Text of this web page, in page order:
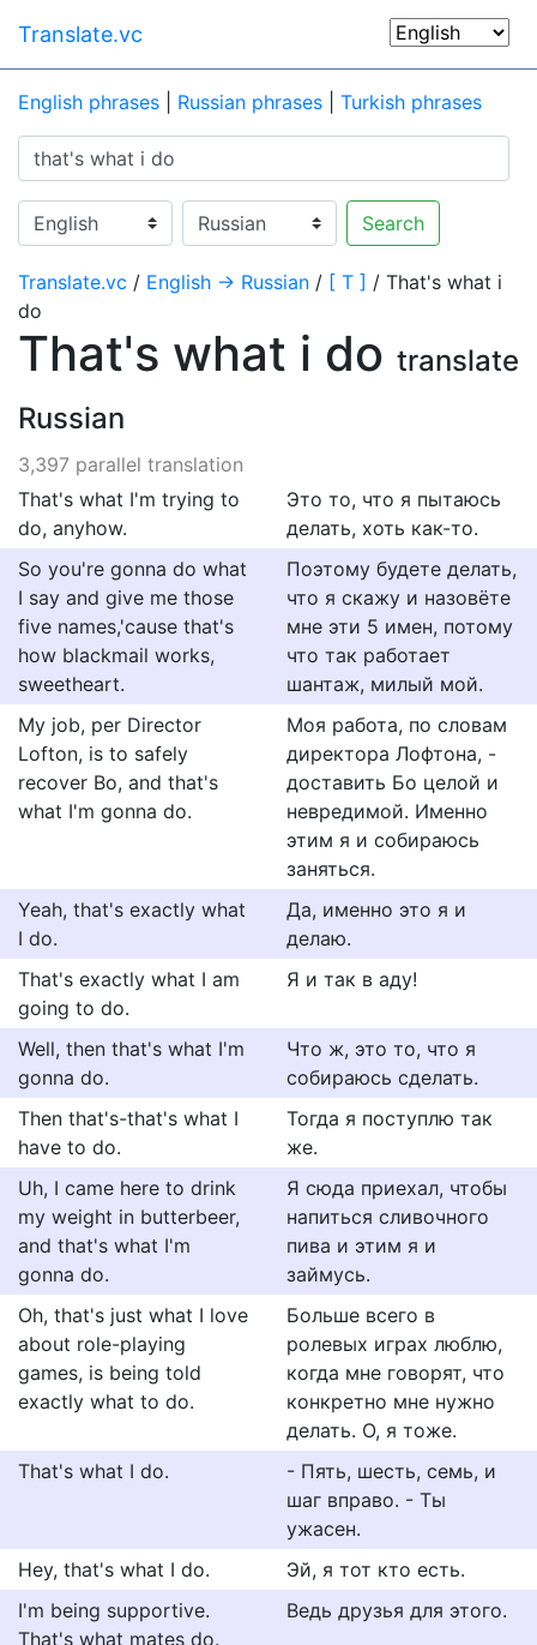
Translate.vc
English phrases Russian phrases Turkish phrases
Search
Translate.vc / English → Russian / [ T ] / That's what i
do
That's what i do translate
Russian
3,397 parallel translation
That's what I'm trying to
do, anyhow.
Это то, что я пытаюсь
делать, хоть как-то.
So you're gonna do what
I say and give me those
five names,'cause that's
how blackmail works,
sweetheart.
Поэтому будете делать,
что я скажу и назовёте
мне эти 5 имен, потому
что так работает
шантаж, милый мой.
My job, per Director
Lofton, is to safely
recover Bo, and that's
what I'm gonna do.
Моя работа, по словам
директора Лофтона, -
доставить Бо целой и
невредимой. Именно
этим я и собираюсь
заняться.
Yeah, that's exactly what
I do.
Да, именно это я и
делаю.
That's exactly what I am
going to do.
Я и так в аду!
Well, then that's what I'm
gonna do.
Что ж, это то, что я
собираюсь сделать.
Then that's-that's what I
have to do.
Тогда я поступлю так
же.
Uh, I came here to drink
my weight in butterbeer,
and that's what I'm
gonna do.
Я сюда приехал, чтобы
напиться сливочного
пива и этим я и
займусь.
Oh, that's just what I love
about role-playing
games, is being told
exactly what to do.
Больше всего в
ролевых играх люблю,
когда мне говорят, что
конкретно мне нужно
делать. О, я тоже.
That's what I do.
- Пять, шесть, семь, и
шаг вправо. - Ты
ужасен.
Hey, that's what I do.
Эй, я тот кто есть.
I'm being supportive.
That's what mates do.
Ведь друзья для этого.